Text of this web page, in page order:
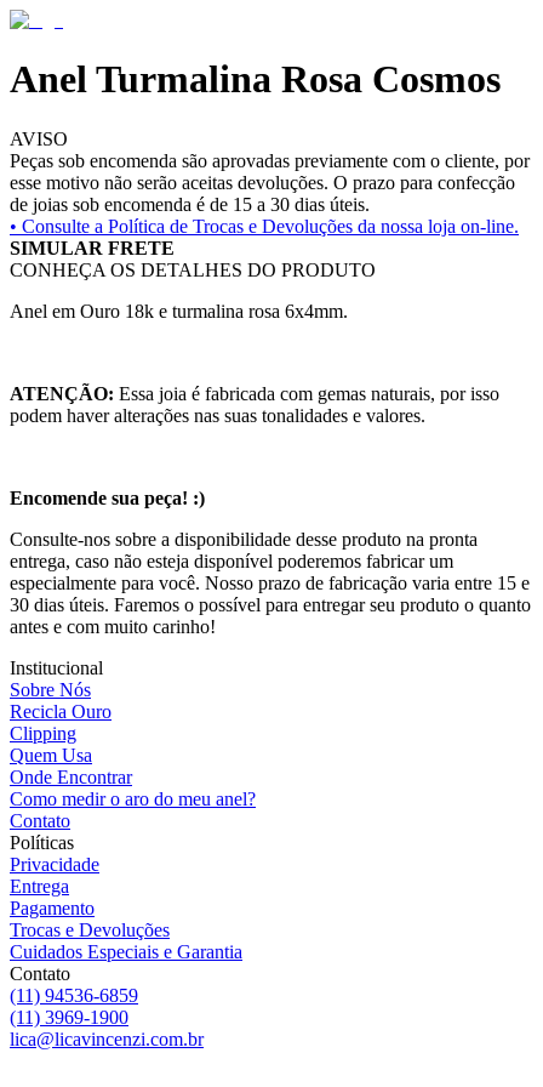
Anel Turmalina Rosa Cosmos
AVISO
Peças sob encomenda são aprovadas previamente com o cliente, por
esse motivo não serão aceitas devoluções. O prazo para confecção
de joias sob encomenda é de 15 a 30 dias úteis.
• Consulte a Política de Trocas e Devoluções da nossa loja on-line.
SIMULAR FRETE
CONHEÇA OS DETALHES DO PRODUTO
Anel em Ouro 18k e turmalina rosa 6x4mm.
ATENÇÃO: Essa joia é fabricada com gemas naturais, por isso
podem haver alterações nas suas tonalidades e valores.
Encomende sua peça! :)
Consulte-nos sobre a disponibilidade desse produto na pronta
entrega, caso não esteja disponível poderemos fabricar um
especialmente para você. Nosso prazo de fabricação varia entre 15 e
30 dias úteis. Faremos o possível para entregar seu produto o quanto
antes e com muito carinho!
Institucional
Sobre Nós
Recicla Ouro
Clipping
Quem Usa
Onde Encontrar
Como medir o aro do meu anel?
Contato
Políticas
Privacidade
Entrega
Pagamento
Trocas e Devoluções
Cuidados Especiais e Garantia
Contato
(11) 94536-6859
(11) 3969-1900
lica@licavincenzi.com.br